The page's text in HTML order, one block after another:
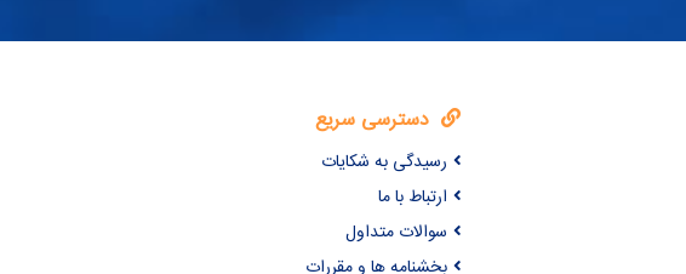
دسترسی سریع
رسیدگی به شکایات
ارتباط با ما
سوالات متداول
بخشنامه ها و مقررات